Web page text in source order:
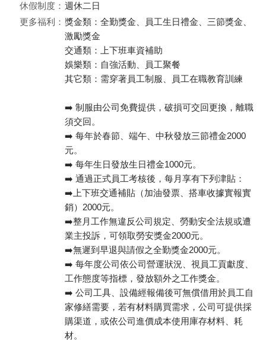
休假制度： 週休二日
更多福利： 獎金類：全勤獎金、員工生日禮金、三節獎金、
激勵獎金
交通類：上下班車資補助
娛樂類：自強活動、員工聚餐
其它類：需穿著員工制服、員工在職教育訓練
➡️ 制服由公司免費提供，破損可交回更換，離職
須交回。
➡️ 每年於春節、端午、中秋發放三節禮金2000
元。
➡️ 每年生日發放生日禮金1000元。
➡️ 通過正式員工考核後，每月享有下列津貼：
➡️上下班交通補貼（加油發票、搭車收據實報實
銷）2000元。
➡️整月工作無違反公司規定、勞動安全法規或遭
業主投訴，可領取勞安獎金2000元。
➡️無遲到早退與請假之全勤獎金2000元。
➡️ 每年度公司依公司營運狀況、視員工貢獻度、
工作態度等指標，發放額外之工作獎金。
➡️ 公司工具、設備經報備後可無償借用於員工自
家修繕需要，若有材料購買需求，公司可提供採
購渠道，或依公司進價成本使用庫存材料、耗
材。